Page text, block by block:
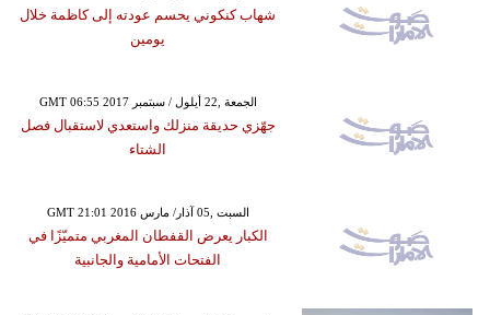
شهاب كنكوني يحسم عودته إلى كاظمة خلال
يومين
GMT 06:55 2017 الجمعة ,22 أيلول / سبتمبر
جهّزي حديقة منزلك واستعدي لاستقبال فصل
الشتاء
GMT 21:01 2016 السبت ,05 آذار/ مارس
الكبار يعرض القفطان المغربي متميّزًا في
الفتحات الأمامية والجانبية